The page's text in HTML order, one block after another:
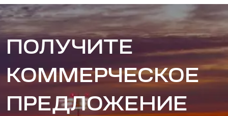
ПОЛУЧИТЕ
КОММЕРЧЕСКОЕ
ПРЕДЛОЖЕНИЕ